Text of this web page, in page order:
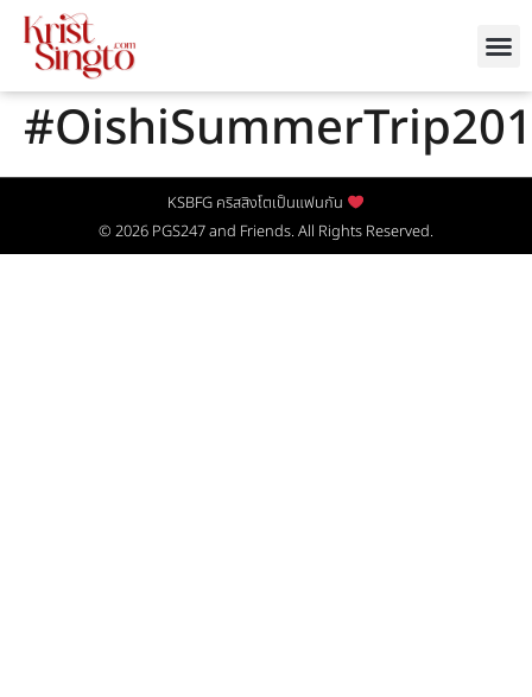
KSBFG คริสสิงโตเป็นแฟนกัน
© 2026 PGS247and Friends. All Rights Reserved.